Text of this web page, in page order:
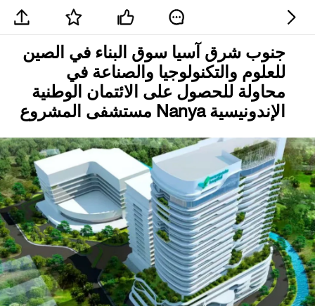
جنوب شرق آسيا سوق البناء في الصين
للعلوم والتكنولوجيا والصناعة في
محاولة للحصول على الائتمان الوطنية
الإندونيسية Nanya مستشفى المشروع